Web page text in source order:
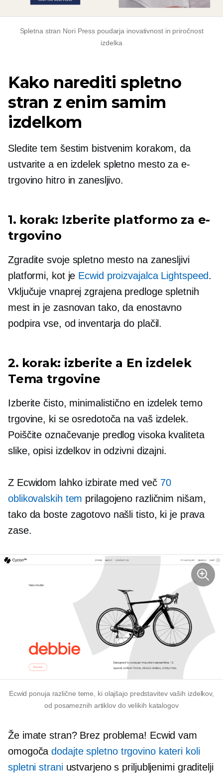
Spletna stran Nori Press poudarja inovativnost in priročnost
izdelka
Kako narediti spletno
stran z enim samim
izdelkom
Sledite tem šestim bistvenim korakom, da
ustvarite a en izdelekspletno mesto za e-
trgovino hitro in zanesljivo.
1. korak: Izberite platformo za e-
trgovino
Zgradite svoje spletno mesto na zanesljivi
platformi, kot je Ecwid proizvajalca Lightspeed.
Vključujevnaprej zgrajenapredloge spletnih
mest in je zasnovan tako, da enostavno
podpira vse, od inventarja do plačil.
2. korak: izberite a En izdelek
Tema trgovine
Izberite čisto, minimalistično en izdelektemo
trgovine, ki se osredotoča na vaš izdelek.
Poiščite označevanje predlogvisoka kvaliteta
slike, opisi izdelkov in odzivni dizajni.
Z Ecwidom lahko izbirate med več 70
oblikovalskih tem prilagojeno različnim nišam,
tako da boste zagotovo našli tisto, ki je prava
zase.
Ecwid ponuja različne teme, ki olajšajo predstavitev vaših izdelkov,
od posameznih artiklov do velikih katalogov
Že imate stran? Brez problema! Ecwid vam
omogočadodajte spletno trgovino kateri koli
spletni straniustvarjeno s priljubljenimi graditelji